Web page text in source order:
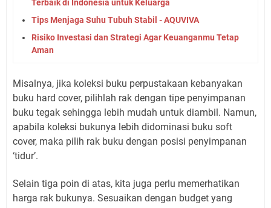
Terbaik di Indonesia untuk Keluarga
Tips Menjaga Suhu Tubuh Stabil - AQUVIVA
Risiko Investasi dan Strategi Agar Keuanganmu Tetap
Aman
Misalnya, jika koleksi buku perpustakaan kebanyakan
buku hard cover, pilihlah rak dengan tipe penyimpanan
buku tegak sehingga lebih mudah untuk diambil. Namun,
apabila koleksi bukunya lebih didominasi buku soft
cover, maka pilih rak buku dengan posisi penyimpanan
‘tidur’.
Selain tiga poin di atas, kita juga perlu memerhatikan
harga rak bukunya. Sesuaikan dengan budget yang